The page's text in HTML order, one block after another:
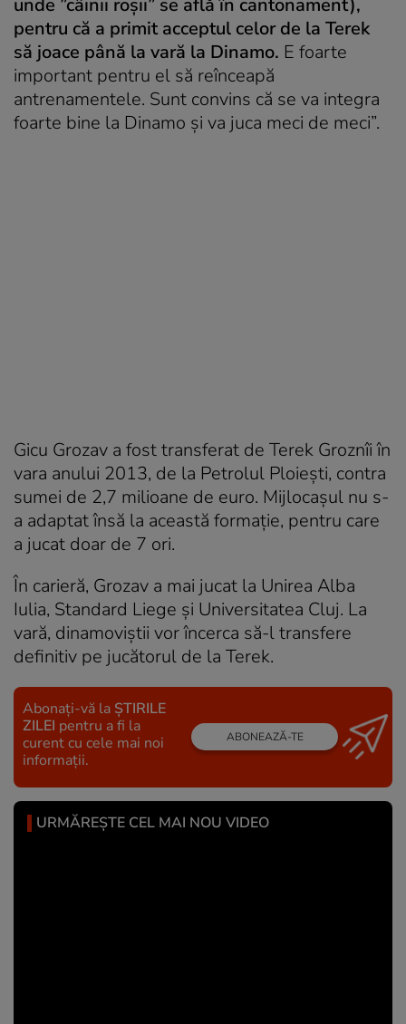
pentru că a primit acceptul celor de la Terek
să joace până la vară la Dinamo. E foarte
important pentru el să reînceapă
antrenamentele. Sunt convins că se va integra
foarte bine la Dinamo și va juca meci de meci”.
Gicu Grozav a fost transferat de Terek Groznîi în
vara anului 2013, de la Petrolul Ploiești, contra
sumei de 2,7 milioane de euro. Mijlocașul nu s-
a adaptat însă la această formație, pentru care
a jucat doar de 7 ori.
În carieră, Grozav a mai jucat la Unirea Alba
Iulia, Standard Liege și Universitatea Cluj. La
vară, dinamoviștii vor încerca să-l transfere
definitiv pe jucătorul de la Terek.
Abonați-vă la ȘTIRILE
ZILEI pentru a fi la
curent cu cele mai noi
informații.
ABONEAZĂ-TE
URMĂREȘTE CEL MAI NOU VIDEO